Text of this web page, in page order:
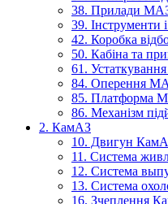
38. Прилади
39.
42. Коробка
50. Кабіна та
61.
84. Оперення
85. Платформа
86. Механізм
2. КамАЗ
10. Двигун
11. Система
12. Система
13. Система
16. Зчеплення